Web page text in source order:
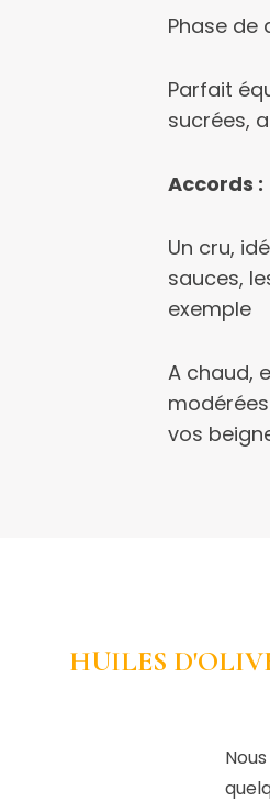
Phase de
Parfait
sucrées,
Accords :
Un cru,
sauces,
exemple
A chaud,
vos
HUILES